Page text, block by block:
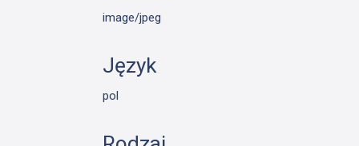
image/jpeg
Język
pol